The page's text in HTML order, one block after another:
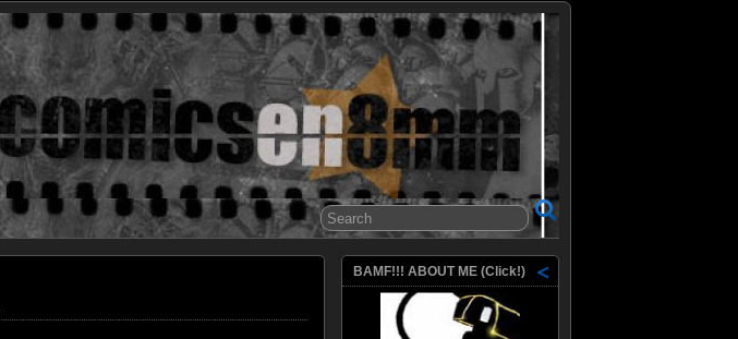
Comics en 8mm
BAMF!!! ABOUT ME (Click!)